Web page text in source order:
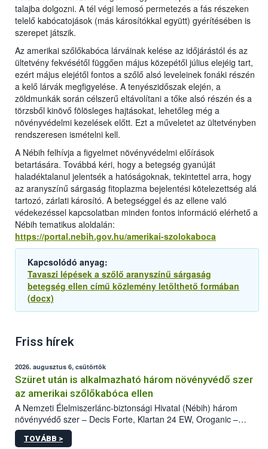
talajba dolgozni. A tél végi lemosó permetezés a fás részeken
telelő kabócatojások (más károsítókkal együtt) gyérítésében is
szerepet játszik.
Az amerikai szőlőkabóca lárváinak kelése az időjárástól és az
ültetvény fekvésétől függően május közepétől július elejéig tart,
ezért május elejétől fontos a szőlő alsó leveleinek fonáki részén
a kelő lárvák megfigyelése. A tenyészidőszak elején, a
zöldmunkák során célszerű eltávolítani a tőke alsó részén és a
törzsből kinövő fölösleges hajtásokat, lehetőleg még a
növényvédelmi kezelések előtt. Ezt a műveletet az ültetvényben
rendszeresen ismételni kell.
A Nébih felhívja a figyelmet növényvédelmi előírások
betartására. Továbbá kéri, hogy a betegség gyanúját
haladéktalanul jelentsék a hatóságoknak, tekintettel arra, hogy
az aranyszínű sárgaság fitoplazma bejelentési kötelezettség alá
tartozó, zárlati károsító. A betegséggel és az ellene való
védekezéssel kapcsolatban minden fontos információ elérhető a
Nébih tematikus aloldalán:
https://portal.nebih.gov.hu/amerikai-szolokaboca
Kapcsolódó anyag:
Tavaszi lépések a szőlő aranyszínű sárgaság
betegség ellen című közlemény letölthető formában
(docx)
Friss hírek
2026. augusztus 6, csütörtök
Szüret után is alkalmazható három növényvédő szer
az amerikai szőlőkabóca ellen
A Nemzeti Élelmiszerlánc-biztonsági Hivatal (Nébih) három
növényvédő szer – Decis Forte, Klartan 24 EW, Oroganic –
engedélyokiratát módosította, így azok a szüretet követően,
egészen a vesszőérettség (BBCH 91) stádiumáig
TOVÁBB >